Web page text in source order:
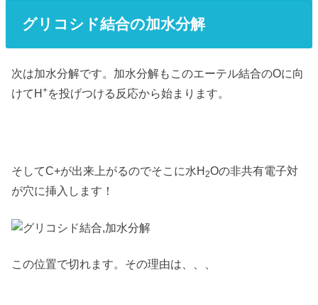
グリコシド結合の加水分解
次は加水分解です。加水分解もこのエーテル結合のOに向
けてH+を投げつける反応から始まります。
そしてC+が出来上がるのでそこに水H2Oの非共有電子対
が穴に挿入します！
この位置で切れます。その理由は、、、